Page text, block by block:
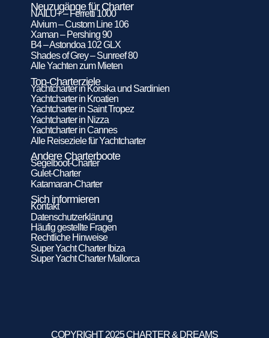
Neuzugänge für Charter
NAILU+ – Ferretti 1000
Alvium – Custom Line 106
Xaman – Pershing 90
B4 – Astondoa 102 GLX
Shades of Grey – Sunreef 80
Alle Yachten zum Mieten
Top-Charterziele
Yachtcharter in Korsika und Sardinien
Yachtcharter in Kroatien
Yachtcharter in Saint Tropez
Yachtcharter in Nizza
Yachtcharter in Cannes
Alle Reiseziele für Yachtcharter
Andere Charterboote
Segelboot-Charter
Gulet-Charter
Katamaran-Charter
Sich informieren
Kontakt
Datenschutzerklärung
Häufig gestellte Fragen
Rechtliche Hinweise
Super Yacht Charter Ibiza
Super Yacht Charter Mallorca
COPYRIGHT 2025 CHARTER & DREAMS